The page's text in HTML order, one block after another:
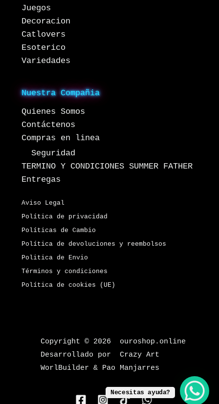
Juegos
Decoracion
Catlovers
Esoterico
Variedades
Nuestra Compañia
Quienes Somos
Contáctenos
Compras en linea
Seguridad
TERMINO Y CONDICIONES SUMMER FATHER
Entregas
Aviso Legal
Política de privacidad
Políticas de Cambio
Política de devoluciones y reembolsos
Politica de Envio
Términos y condiciones
Política de cookies (UE)
Copyright © 2026 ouroshop.online
Desarrollado por Crazy Art
WorlBuilder & Pao Manjarres
Necesitas ayuda?